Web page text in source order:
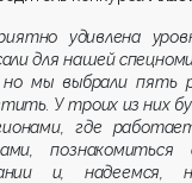
удивлена
для нашей
но мы выбрали пять
У троих из них
где
и, надеемся,